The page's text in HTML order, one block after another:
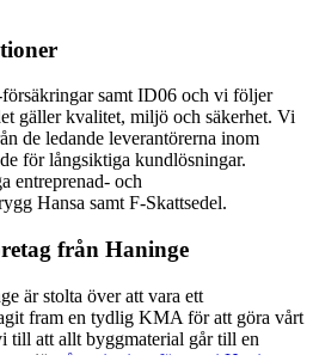
samt ID06 och vi följer
gäller kvalitet, miljö och säkerhet. Vi
de ledande leverantörerna inom
för långsiktiga kundlösningar.
entreprenad- och
Hansa samt F-Skattsedel.
från Haninge
är stolta över att vara ett
fram en tydlig KMA för att göra vårt
till att allt byggmaterial går till en